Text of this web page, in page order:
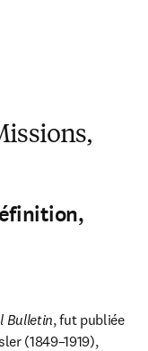
Bulletin, fut publiée
(1849–1919),